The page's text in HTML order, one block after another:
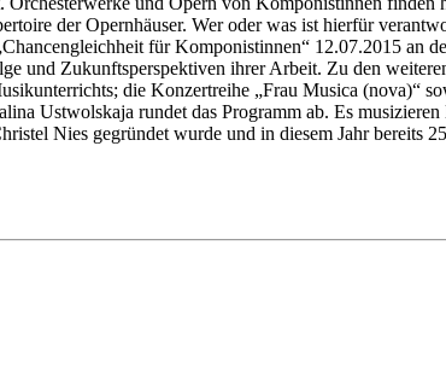
der Opernhäuser. Wer oder was ist hierfür
für Komponistinnen“ 12.07.2015 an
und Zukunftsperspektiven ihrer Arbeit. Zu den
die Konzertreihe „Frau Musica (nova)“
Ustwolskaja rundet das Programm ab. Es
Nies gegründet wurde und in diesem Jahr bereits